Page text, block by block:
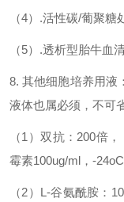
（4）.活性碳/葡聚糖
（5）.透析型胎牛血
8. 其他细胞培养用液
液体也属必须，不可
（1）双抗：200倍
霉素100ug/ml，-24oC
（2）L-谷氨酰胺：